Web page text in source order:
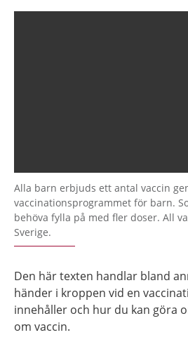
Alla barn erbjuds ett antal vaccin
vaccinationsprogrammet för barn.
behöva fylla på med fler doser. All
Sverige.
Den här texten handlar bland
händer i kroppen vid en
innehåller och hur du kan göra
om vaccin.